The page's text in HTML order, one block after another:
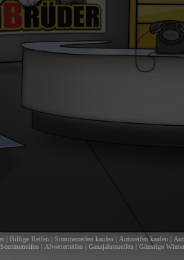
| Billige Reifen | Sommerreifen kaufen | Autoreifen kaufen |
| Alwetterreifen | Ganzjahresreifen | Günstige